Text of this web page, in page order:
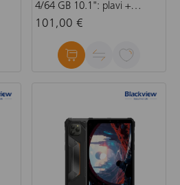
4/64 GB 10.1": plavi +
preklopna torbica (bez
adaptera)
101,00 €